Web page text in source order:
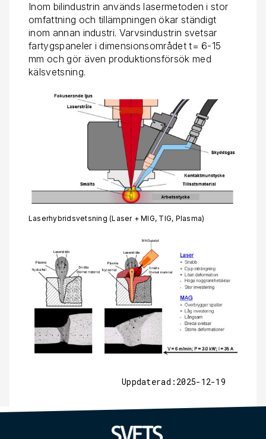
Inom bilindustrin används lasermetoden i stor
omfattning och tillämpningen ökar ständigt
inom annan industri. Varvsindustrin svetsar
fartygspaneler i dimensionsområdet t= 6-15
mm och gör även produktionsförsök med
kälsvetsning.
Laserhybridsvetsning (Laser + MIG, TIG, Plasma)
Uppdaterad:2025-12-19